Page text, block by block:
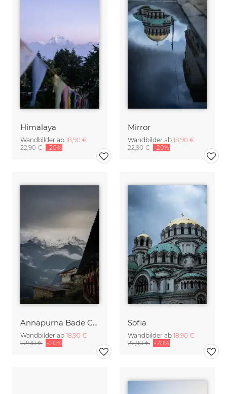
Himalaya
Wandbilder ab 18,90 €
22,90 € -20%
Mirror
Wandbilder ab 18,90 €
22,90 € -20%
Annapurna Bade Camp
Wandbilder ab 18,90 €
22,90 € -20%
Sofia
Wandbilder ab 18,90 €
22,90 € -20%